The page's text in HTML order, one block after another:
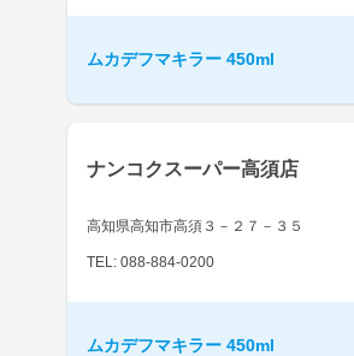
ムカデフマキラー 450ml
ナンコクスーパー高須店
高知県高知市高須３－２７－３５
TEL: 088-884-0200
ムカデフマキラー 450ml